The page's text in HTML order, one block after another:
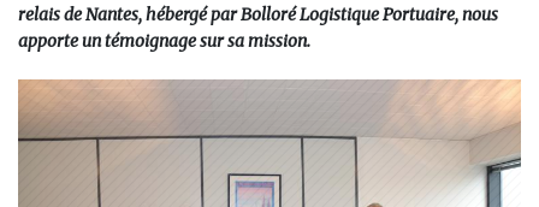
relais de Nantes, hébergé par Bolloré Logistique Portuaire, nous
apporte un témoignage sur sa mission.